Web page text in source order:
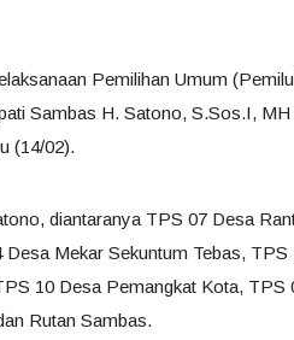
Pemilihan Umum
Sambas H. Satono, S.Sos.I,
(14/02).
diantaranya TPS 07 Desa
Mekar Sekuntum Tebas,
10 Desa Pemangkat Kota, TPS
Rutan Sambas.